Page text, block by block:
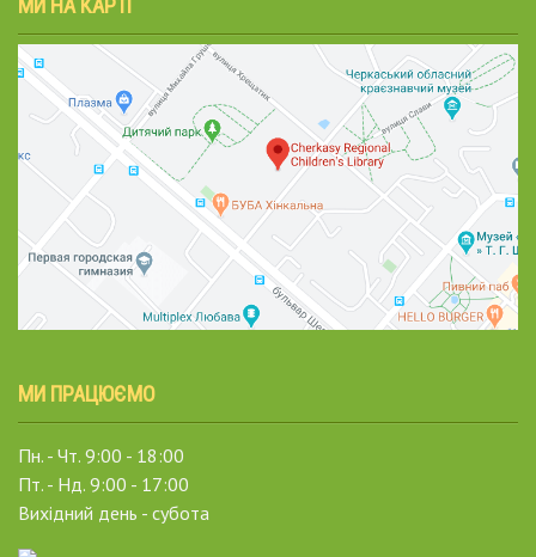
МИ ПРАЦЮЄМО
Пн. - Чт. 9:00 - 18:00
Пт. - Нд. 9:00 - 17:00
Вихідний день - субота